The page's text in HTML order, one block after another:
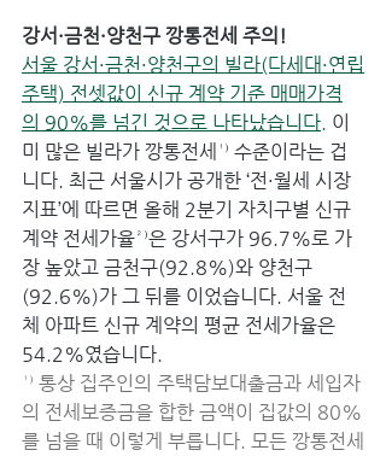
강서·금천·양천구 깡통전세 주의!
서울 강서·금천·양천구의 빌라(다세대·연립
주택) 전셋값이 신규 계약 기준 매매가격
의 90%를 넘긴 것으로 나타났습니다. 이
미 많은 빌라가 깡통전세¹⁾ 수준이라는 겁
니다. 최근 서울시가 공개한 ‘전·월세 시장
지표’에 따르면 올해 2분기 자치구별 신규
계약 전세가율²⁾은 강서구가 96.7%로 가
장 높았고 금천구(92.8%)와 양천구
(92.6%)가 그 뒤를 이었습니다. 서울 전
체 아파트 신규 계약의 평균 전세가율은
54.2%였습니다.
¹⁾ 통상 집주인의 주택담보대출금과 세입자
의 전세보증금을 합한 금액이 집값의 80%
를 넘을 때 이렇게 부릅니다. 모든 깡통전세